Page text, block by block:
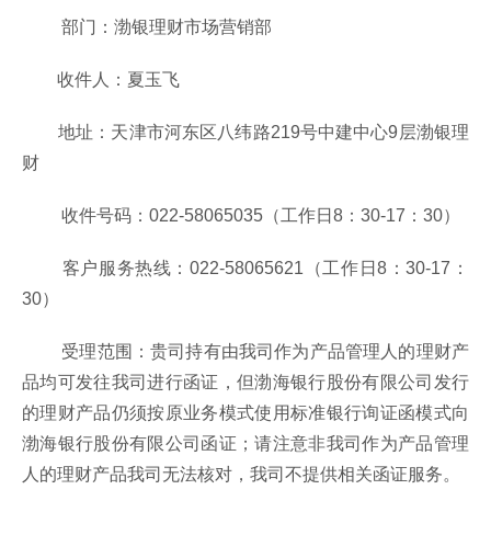
部门：渤银理财市场营销部
收件人：夏玉飞
地址：天津市河东区八纬路219号中建中心9层渤银理
财
收件号码：022-58065035（工作日8：30-17：30）
客户服务热线：022-58065621（工作日8：30-17：
30）
受理范围：贵司持有由我司作为产品管理人的理财产
品均可发往我司进行函证，但渤海银行股份有限公司发行
的理财产品仍须按原业务模式使用标准银行询证函模式向
渤海银行股份有限公司函证；请注意非我司作为产品管理
人的理财产品我司无法核对，我司不提供相关函证服务。